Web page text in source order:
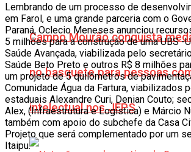
Campo Mourão conquista
no basquete para pessoas
intelectual nos JEPS
Lembrando de um processo de
em Farol, e uma grande parceria com o
Paraná, Oclecio Meneses anunciou
5 milhões para a construção de uma UBS -
Saúde Avançada, viabilizada pelo
Saúde Beto Preto e outros R$ 8 milhões
um projeto de 5 quilômetros de
Comunidade Água da Fartura, viabilizados
estaduais Alexandre Curi, Denian Couto;
Alex, (Infraestrutura e Logística) e Márcio
também com apoio do subchefe da Casa
Projeto que será complementado por um
Itaipu.